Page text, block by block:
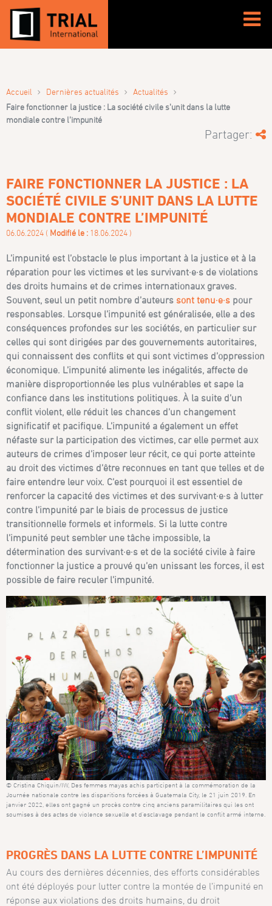
Accueil › Dernières actualités › Actualités ›
Faire fonctionner la justice : La société civile s’unit dans la lutte
mondiale contre l’impunité
Partager:
FAIRE FONCTIONNER LA JUSTICE : LA
SOCIÉTÉ CIVILE S’UNIT DANS LA LUTTE
MONDIALE CONTRE L’IMPUNITÉ
06.06.2024 ( Modifié le : 18.06.2024 )
L’impunité est l’obstacle le plus important à la justice et à la
réparation pour les victimes et les survivant·e·s de violations
des droits humains et de crimes internationaux graves.
Souvent, seul un petit nombre d’auteurs sont tenu·e·s pour
responsables. Lorsque l’impunité est généralisée, elle a des
conséquences profondes sur les sociétés, en particulier sur
celles qui sont dirigées par des gouvernements autoritaires,
qui connaissent des conflits et qui sont victimes d’oppression
économique. L’impunité alimente les inégalités, affecte de
manière disproportionnée les plus vulnérables et sape la
confiance dans les institutions politiques. À la suite d’un
conflit violent, elle réduit les chances d’un changement
significatif et pacifique. L’impunité a également un effet
néfaste sur la participation des victimes, car elle permet aux
auteurs de crimes d’imposer leur récit, ce qui porte atteinte
au droit des victimes d’être reconnues en tant que telles et de
faire entendre leur voix. C’est pourquoi il est essentiel de
renforcer la capacité des victimes et des survivant·e·s à lutter
contre l’impunité par le biais de processus de justice
transitionnelle formels et informels. Si la lutte contre
l’impunité peut sembler une tâche impossible, la
détermination des survivant·e·s et de la société civile à faire
fonctionner la justice a prouvé qu’en unissant les forces, il est
possible de faire reculer l’impunité.
© Cristina Chiquin/IW, Des femmes mayas achis participent à la commémoration de la
Journée nationale contre les disparitions forcées à Guatemala City, le 21 juin 2019. En
janvier 2022, elles ont gagné un procès contre cinq anciens paramilitaires qui les ont
soumises à des actes de violence sexuelle et d’esclavage pendant le conflit armé interne.
PROGRÈS DANS LA LUTTE CONTRE L’IMPUNITÉ
Au cours des dernières décennies, des efforts considérables
ont été déployés pour lutter contre la montée de l’impunité en
réponse aux violations des droits humains, du droit